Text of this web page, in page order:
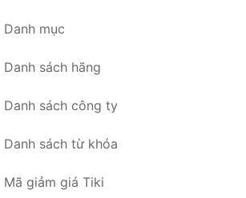
Danh mục
Danh sách hãng
Danh sách công ty
Danh sách từ khóa
Mã giảm giá Tiki